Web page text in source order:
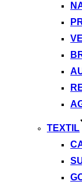
TEXTIL